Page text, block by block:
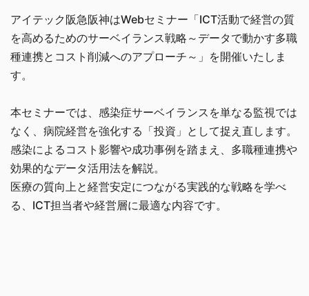
アイテック阪急阪神はWebセミナー「ICT活動で経営の質
を高めるためのサーベイランス戦略～データで動かす多職
種連携とコスト削減へのアプローチ～」を開催いたしま
す。
本セミナーでは、感染症サーベイランスを単なる監視では
なく、病院経営を強化する「投資」として捉え直します。
感染によるコスト影響や成功事例を踏まえ、多職種連携や
効果的なデータ活用法を解説。
医療の質向上と経営安定につながる実践的な戦略を学べ
る、ICT担当者や経営層に最適な内容です。